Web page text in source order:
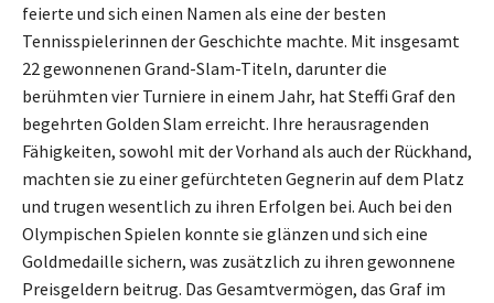
feierte und sich einen Namen als eine der besten
Tennisspielerinnen der Geschichte machte. Mit insgesamt
22 gewonnenen Grand-Slam-Titeln, darunter die
berühmten vier Turniere in einem Jahr, hat Steffi Graf den
begehrten Golden Slam erreicht. Ihre herausragenden
Fähigkeiten, sowohl mit der Vorhand als auch der Rückhand,
machten sie zu einer gefürchteten Gegnerin auf dem Platz
und trugen wesentlich zu ihren Erfolgen bei. Auch bei den
Olympischen Spielen konnte sie glänzen und sich eine
Goldmedaille sichern, was zusätzlich zu ihren gewonnene
Preisgeldern beitrug. Das Gesamtvermögen, das Graf im